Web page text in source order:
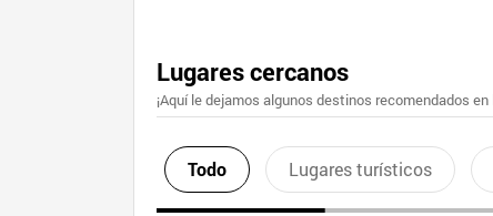
Lugares cercanos
¡Aquí le dejamos algunos destinos recomendados
Todo Lugares turísticos